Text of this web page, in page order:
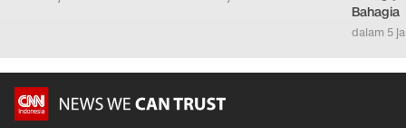
Bahagia
dalam 5